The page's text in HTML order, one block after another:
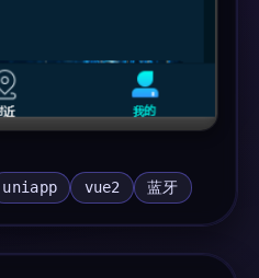
uniapp vue2 蓝牙